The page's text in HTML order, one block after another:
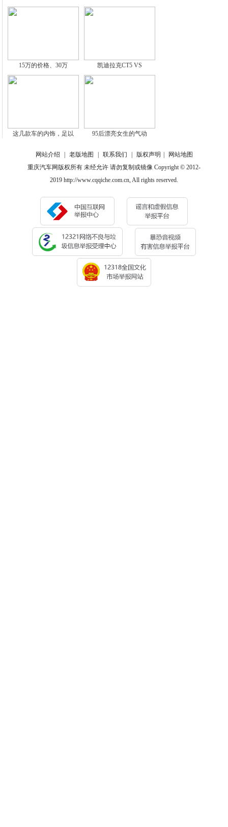
15万的价格、30万 凯迪拉克CT5 VS
这几款车的内饰，足以 95后漂亮女生的气动
网站介绍 老版地图 联系我们 版权声明
网站地图
重庆汽车网版权所有 未经允许 请勿复制或镜像 Copyright © 2012-
2019 http://www.cqqiche.com.cn, All rights reserved.